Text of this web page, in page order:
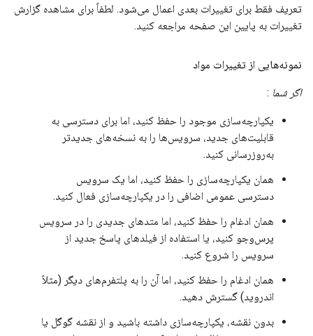
تعریف فقط برای تغییرات بعدی اعمال می‌شود. لطفاً برای مشاهده گزارش
تغییرات به پایین این صفحه مراجعه کنید.
نمونه‌هایی از تغییرات مواد
اگر شما :
یکپارچه‌سازی موجود را حفظ کنید، اما برای دسترسی به
قابلیت‌های جدید، سرویس‌ها را به نسخه‌های جدیدتر
به‌روزرسانی کنید.
همان یکپارچه‌سازی را حفظ کنید، اما یک سرویس
دسترسی عمومی اضافی را در یکپارچه‌سازی فعال کنید.
همان ادغام را حفظ کنید، اما متدهای جدیدی را در سرویس
پرس‌وجو کنید، یا استفاده از فیلدهای پاسخ جدید از
سرویس را شروع کنید.
همان ادغام را حفظ کنید، اما آن را به پلتفرم‌های دیگر (مثلاً
اندروید) گسترش دهید.
بدون نقشه، یکپارچه‌سازی داشته باشید و از نقشه گوگل یا